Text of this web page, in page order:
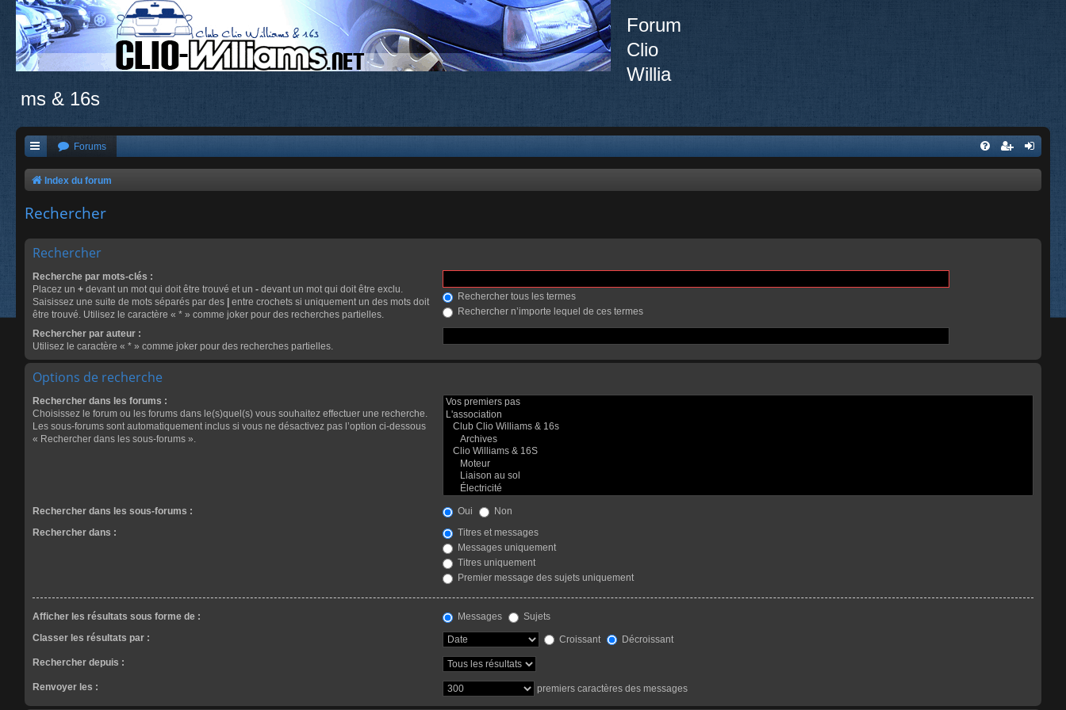
Forum
Clio
Willia
ms & 16s
Forums
Index du forum
Rechercher
Rechercher
Recherche par mots-clés :
Placez un + devant un mot qui doit être trouvé et un - devant un mot qui doit être exclu.
Saisissez une suite de mots séparés par des
entre crochets si uniquement un des mots doit
être trouvé. Utilisez le caractère « * » comme joker pour des recherches partielles.
Rechercher tous les termes
Rechercher n’importe lequel de ces termes
Rechercher par auteur :
Utilisez le caractère « * » comme joker pour des recherches partielles.
Options de recherche
Rechercher dans les forums :
Choisissez le forum ou les forums dans le(s)quel(s) vous souhaitez effectuer une recherche.
Les sous-forums sont automatiquement inclus si vous ne désactivez pas l’option ci-dessous
« Rechercher dans les sous-forums ».
Rechercher dans les sous-forums : Oui
Non
Rechercher dans :
Titres et messages
Messages uniquement
Titres uniquement
Premier message des sujets uniquement
Afficher les résultats sous forme de : Messages
Sujets
Classer les résultats par :
Croissant Décroissant
Rechercher depuis :
Renvoyer les : premiers caractères des messages